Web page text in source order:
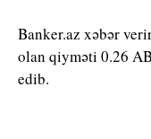
Banker.az xəbər
olan qiyməti 0.26
edib.